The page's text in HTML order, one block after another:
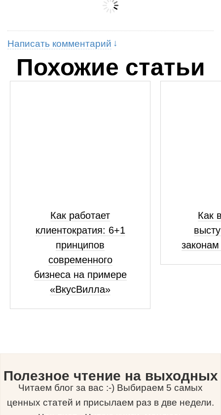
Написать комментарий
Похожие статьи
Как работает
клиентократия: 6+1
принципов
современного
бизнеса на примере
«ВкусВилла»
Как
Полезное чтение на выходных
Читаем блог за вас :-) Выбираем 5 самых
ценных статей и присылаем раз в две недели.